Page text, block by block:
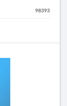
98393